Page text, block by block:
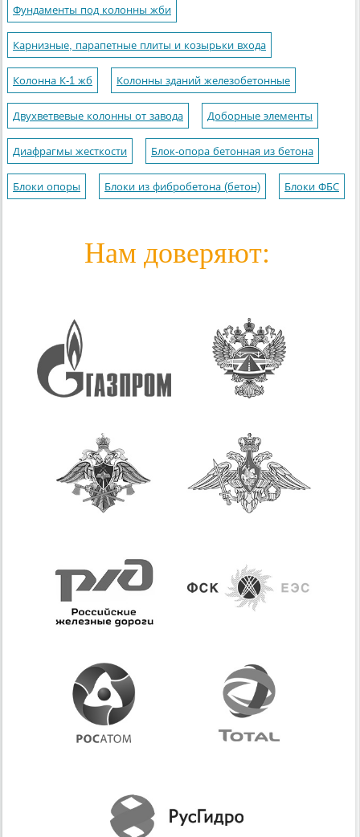
Фундаменты под колонны жби
Карнизные, парапетные плиты и козырьки входа
Колонна К-1 жб Колонны зданий железобетонные
Двухветвевые колонны от завода Доборные элементы
Диафрагмы жесткости Блок-опора бетонная из бетона
Блоки опоры Блоки из фибробетона (бетон) Блоки ФБС
Нам доверяют: